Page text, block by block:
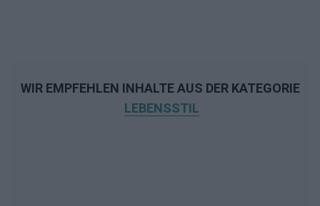
WIR EMPFEHLEN INHALTE AUS DER KATEGORIE
LEBENSSTIL